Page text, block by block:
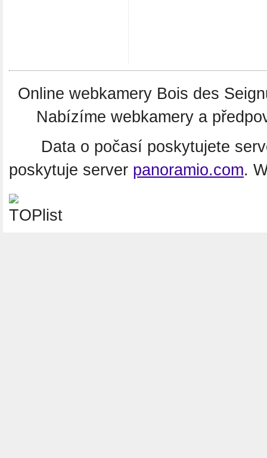
Online webkamery Bois des
Nabízíme webkamery a
Data o počasí poskytujete
poskytuje server panoramio.com.